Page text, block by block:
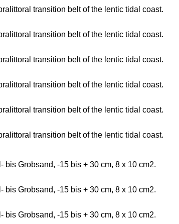
transition belt of the lentic tidal coast.
transition belt of the lentic tidal coast.
transition belt of the lentic tidal coast.
transition belt of the lentic tidal coast.
transition belt of the lentic tidal coast.
transition belt of the lentic tidal coast.
Grobsand, -15 bis + 30 cm, 8 x 10 cm2.
Grobsand, -15 bis + 30 cm, 8 x 10 cm2.
Grobsand, -15 bis + 30 cm, 8 x 10 cm2.